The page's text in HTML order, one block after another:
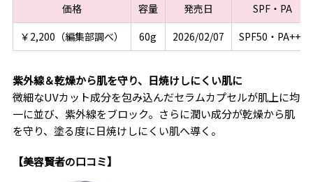
価格 容量 発売日
SPF・PA
￥2,200（編集部調べ）
60g 2026/02/07 SPF50・PA+++
紫外線＆乾燥から肌を守り、日焼けしにくい肌に
微細なUVカット成分を包み込んだセラムカプセルが肌上に均
一に並び、紫外線をブロック。さらに潤い成分が乾燥から肌
を守り、塗る度に日焼けしにくい肌へ導く。
【美容賢者の口コミ】